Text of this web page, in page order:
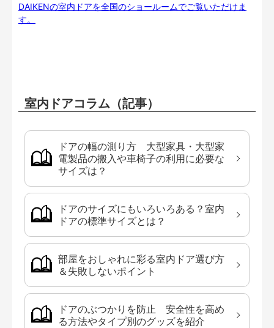
DAIKENの室内ドアを全国のショールームでご覧いただけま
す。
室内ドアコラム（記事）
ドアの幅の測り方 大型家具・大型家
電製品の搬入や車椅子の利用に必要な
サイズは？
ドアのサイズにもいろいろある？室内
ドアの標準サイズとは？
部屋をおしゃれに彩る室内ドア選び方
＆失敗しないポイント
ドアのぶつかりを防止 安全性を高め
る方法やタイプ別のグッズを紹介